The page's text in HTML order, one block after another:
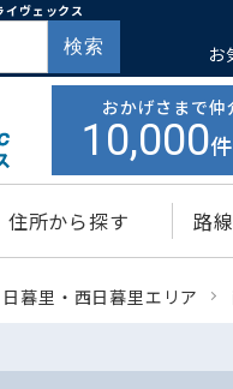
イヴェックス
検索 お
おかげさまで仲
10,000
住所から探す 路
日暮里・西日暮里エリア